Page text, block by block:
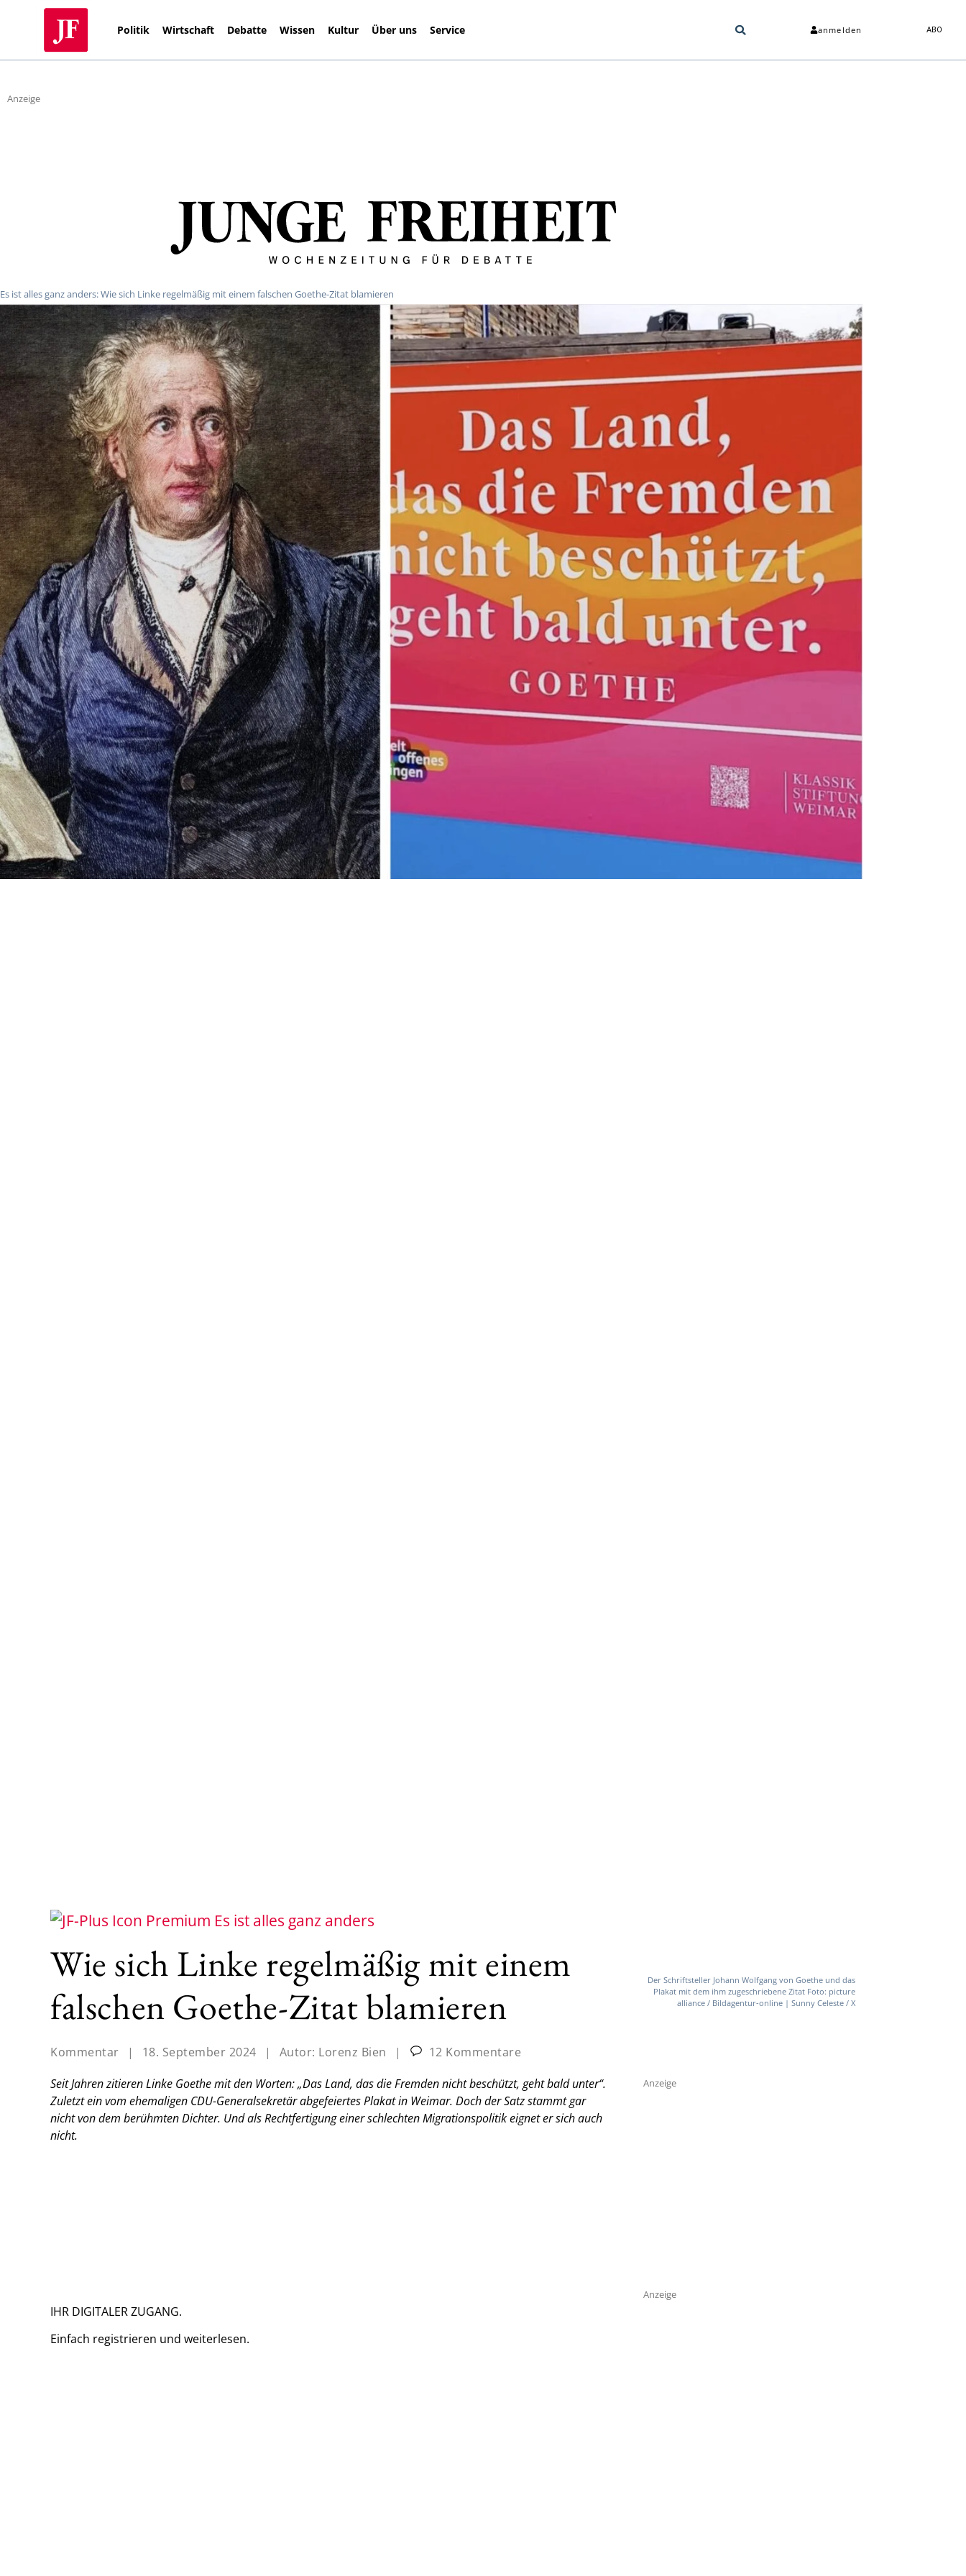
Politik Wirtschaft Debatte Wissen Kultur Über uns Service anmelden ABO
Anzeige
Es ist alles ganz anders: Wie sich Linke regelmäßig mit einem falschen Goethe-Zitat blamieren
Es ist alles ganz anders
Wie sich Linke regelmäßig mit einem
falschen Goethe-Zitat blamieren
Kommentar | 18. September 2024 | Autor: Lorenz Bien |
12 Kommentare
Seit Jahren zitieren Linke Goethe mit den Worten: „Das Land, das die Fremden nicht beschützt, geht bald unter“.
Zuletzt ein vom ehemaligen CDU-Generalsekretär abgefeiertes Plakat in Weimar. Doch der Satz stammt gar
nicht von dem berühmten Dichter. Und als Rechtfertigung einer schlechten Migrationspolitik eignet er sich auch
nicht.
IHR DIGITALER ZUGANG.
Einfach registrieren und weiterlesen.
Der Schriftsteller Johann Wolfgang von Goethe und das
Plakat mit dem ihm zugeschriebene Zitat Foto: picture
alliance / Bildagentur-online | Sunny Celeste / X
Anzeige
Anzeige